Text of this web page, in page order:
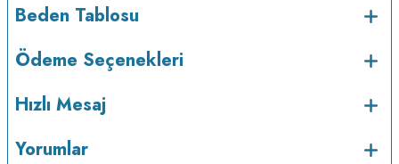
Beden Tablosu
Ödeme Seçenekleri
Hızlı Mesaj
Yorumlar